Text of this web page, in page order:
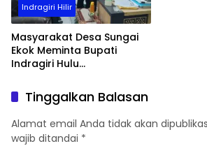
Indragiri Hilir
Masyarakat Desa Sungai
Ekok Meminta Bupati
Indragiri Hulu
Desa Sungai Ekok
Tinggalkan Balasan
Alamat email Anda tidak akan
wajib ditandai *